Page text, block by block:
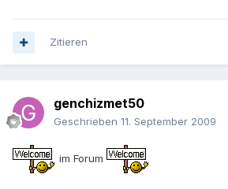
Zitieren
genchizmet50
Geschrieben 11. September 2009
im Forum